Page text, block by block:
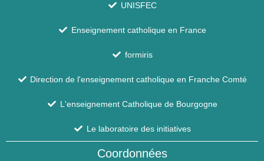
UNISFEC
Enseignement catholique en France
formiris
Direction de l'enseignement catholique en Franche Comté
L'enseignement Catholique de Bourgogne
Le laboratoire des initiatives
Coordonnées